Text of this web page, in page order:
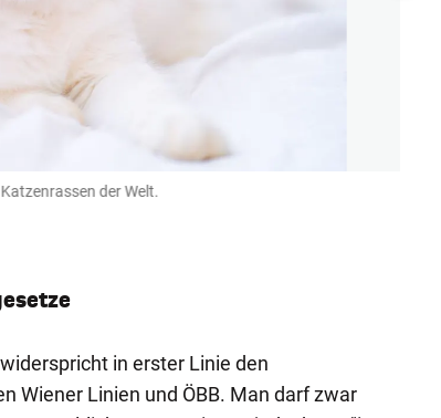
der Welt.
in erster Linie den
Wiener Linien und ÖBB. Man darf zwar